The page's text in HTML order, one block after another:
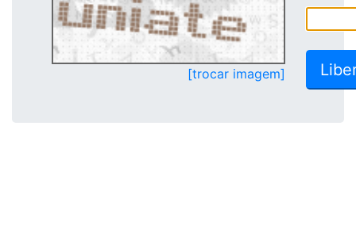
[trocar imagem]